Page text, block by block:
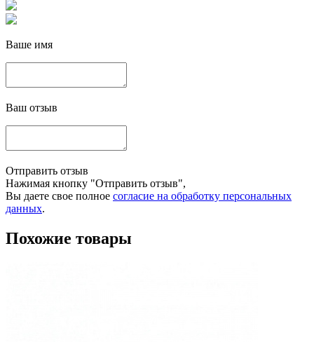
Ваше имя
Ваш отзыв
Отправить отзыв
Нажимая кнопку "Отправить отзыв",
Вы даете свое полное согласие на обработку персональных
данных.
Похожие товары